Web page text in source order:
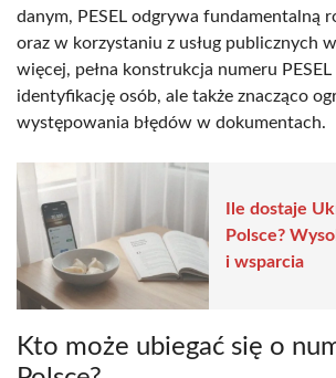
danym, PESEL odgrywa fundamentalną
oraz w korzystaniu z usług publicznych
więcej, pełna konstrukcja numeru
identyfikację osób, ale także znacząco
występowania błędów w dokumentach.
Ile dostaje
Polsce?
i wsparcia
Kto może ubiegać się o